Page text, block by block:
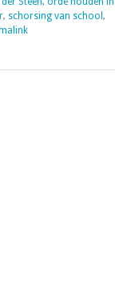
, schorsing van school ,